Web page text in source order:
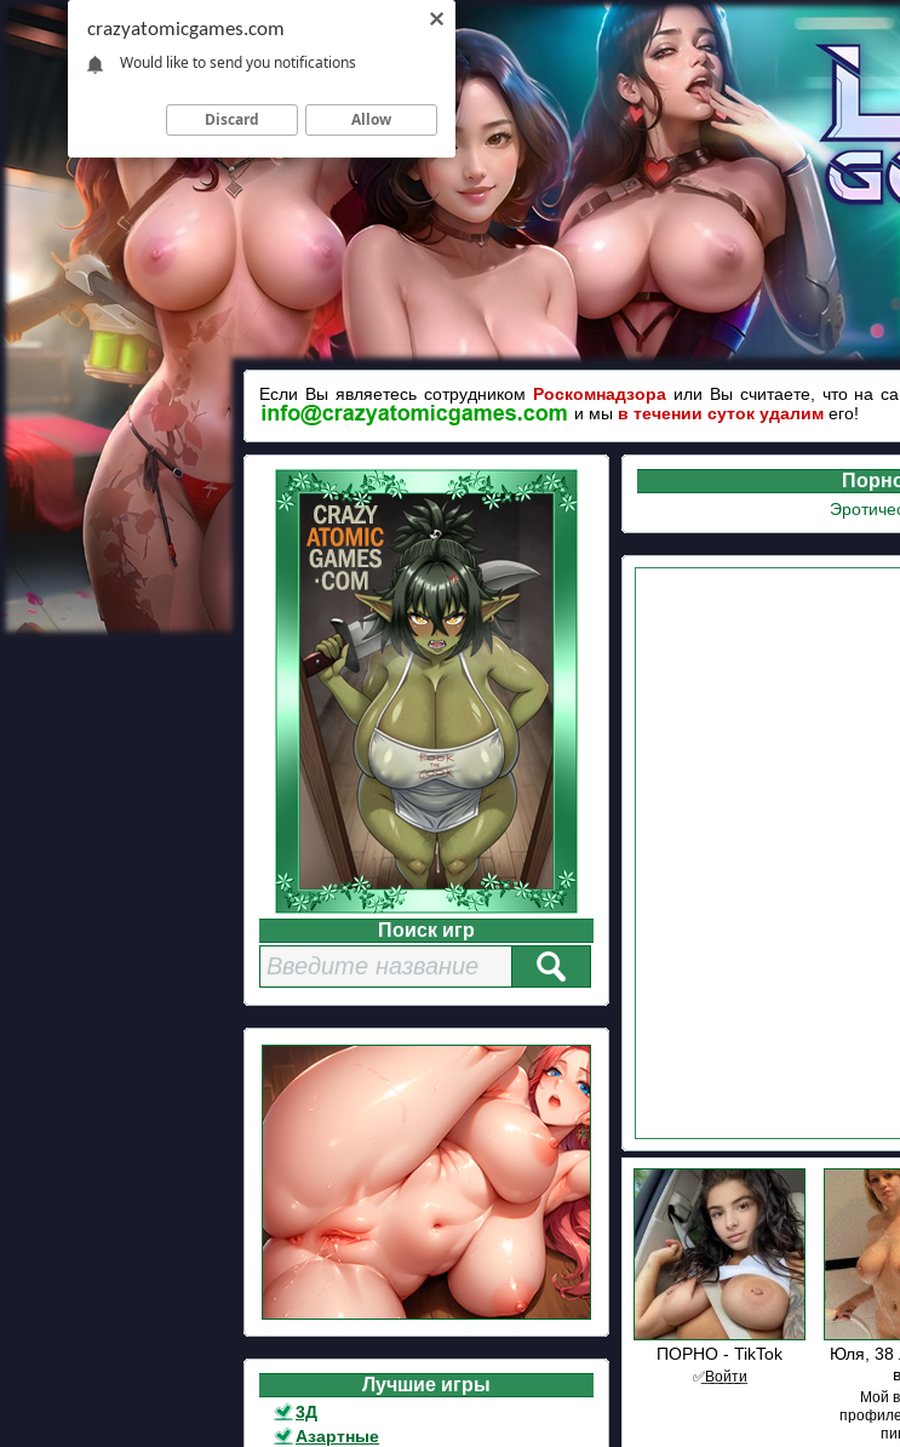
Если Вы являетесь сотрудником Роскомнадзораили Вы считаете, что на
и мы в течении суток удалим его!
Поиск игр
Лучшие игры
3Д
Азартные
ПОРНО - TikTok
✅͟В͟о͟й͟т͟и
Юля, 38
Мой
crazyatomicgames.com
Would like to send you notifications
Discard Allow